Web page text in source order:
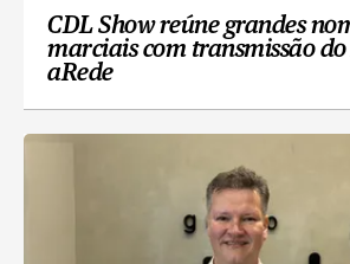
CDL Show reúne grandes
marciais com transmissão
aRede